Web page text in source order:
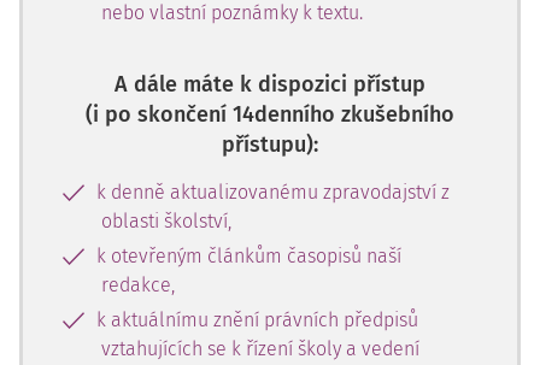
nebo vlastní poznámky k textu.
A dále máte k dispozici přístup
(i po skončení 14denního zkušebního
přístupu):
k denně aktualizovanému zpravodajství z
oblasti školství,
k otevřeným článkům časopisů naší
redakce,
k aktuálnímu znění právních předpisů
vztahujících se k řízení školy a vedení